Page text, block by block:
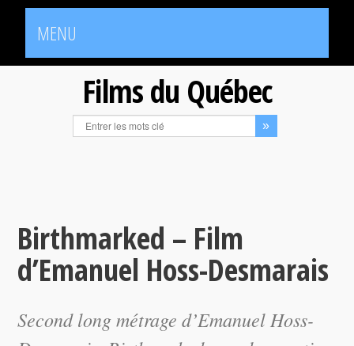
MENU
Films du Québec
Birthmarked – Film
d’Emanuel Hoss-Desmarais
Second long métrage d’Emanuel Hoss-